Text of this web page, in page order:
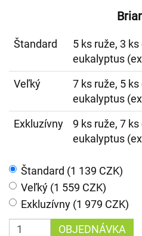
Štandard
5 ks ruže, 3
eukalyptus
Veľký
7 ks ruže, 5
eukalyptus
Exkluzívny
9 ks ruže, 7
eukalyptus
Štandard (1 139 CZK)
Veľký (1 559 CZK)
Exkluzívny (1 979 CZK)
OBJEDNÁVKA